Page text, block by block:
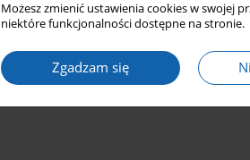
Możesz zmienić ustawienia cookies w swojej
niektóre funkcjonalności dostępne na stronie.
Zgadzam się